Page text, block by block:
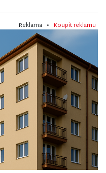
Reklama • Koupit reklamu